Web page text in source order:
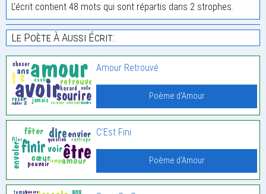
L'écrit contient 48 mots qui sont répartis dans 2 strophes.
Le Poète À Aussi Écrit:
Amour Retrouvé
Poème d'Amour
C’Est Fini
Poème d'Amour